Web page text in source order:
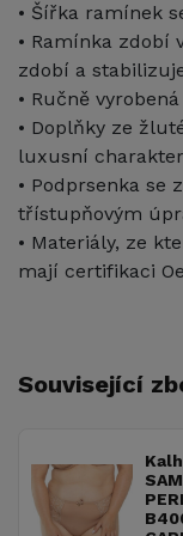
• Šířka ramínek
• Ramínka zdobí
zdobí a
• Ručně
• Doplňky ze
luxusní charakter
• Podprsenka se
třístupňovým
• Materiály, ze
mají certifikaci
Související